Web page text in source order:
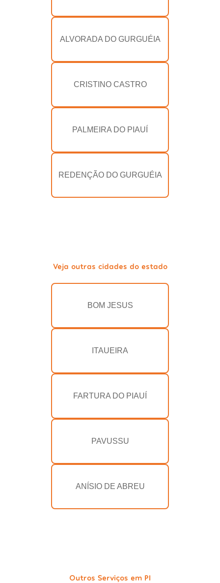
ALVORADA DO GURGUÉIA
CRISTINO CASTRO
PALMEIRA DO PIAUÍ
REDENÇÃO DO GURGUÉIA
Veja outras cidades do estado
BOM JESUS
ITAUEIRA
FARTURA DO PIAUÍ
PAVUSSU
ANÍSIO DE ABREU
Outros Serviços em PI